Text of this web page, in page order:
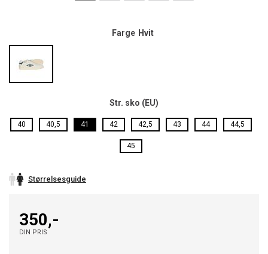
Farge Hvit
Str. sko (EU)
40 40,5 41 42 42,5 43 44 44,5
45
Størrelsesguide
350,-
DIN PRIS